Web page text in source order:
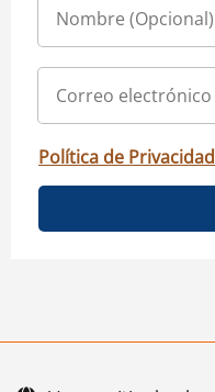
Política de Privacidad